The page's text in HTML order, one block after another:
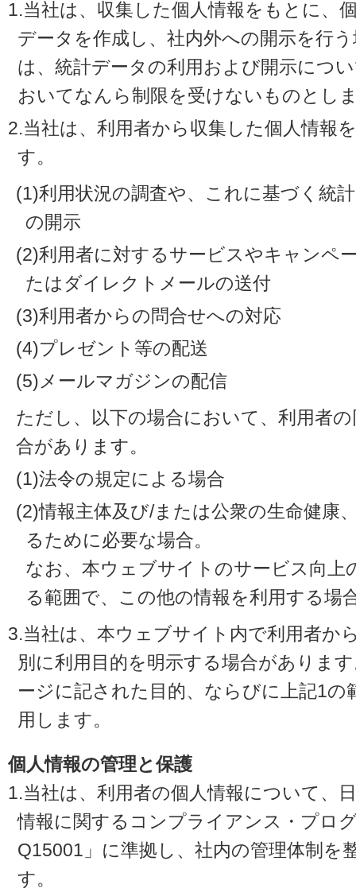
1.当社は、収集した個人情報をもとに、
データを作成し、社内外への開示を行
は、統計データの利用および開示につ
おいてなんら制限を受けないものとし
2.当社は、利用者から収集した個人情報
す。
(1)利用状況の調査や、これに基づく統
の開示
(2)利用者に対するサービスやキャンペ
たはダイレクトメールの送付
(3)利用者からの問合せへの対応
(4)プレゼント等の配送
(5)メールマガジンの配信
ただし、以下の場合において、利用者
合があります。
(1)法令の規定による場合
(2)情報主体及び/または公衆の生命健康
るために必要な場合。
なお、本ウェブサイトのサービス向上
る範囲で、この他の情報を利用する場
3.当社は、本ウェブサイト内で利用者か
別に利用目的を明示する場合がありま
ージに記された目的、ならびに上記1の
用します。
個人情報の管理と保護
1.当社は、利用者の個人情報について、
情報に関するコンプライアンス・プロ
Q15001」に準拠し、社内の管理体制を
す。